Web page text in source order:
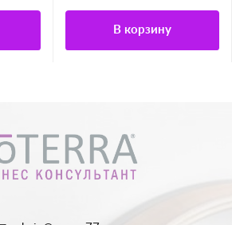
В корзину